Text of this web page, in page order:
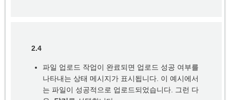
2.4
파일 업로드 작업이 완료되면 업로드 성공 여부를
나타내는 상태 메시지가 표시됩니다. 이 예시에서
는 파일이 성공적으로 업로드되었습니다. 그런 다